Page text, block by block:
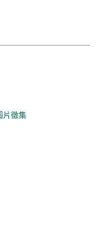
徵集